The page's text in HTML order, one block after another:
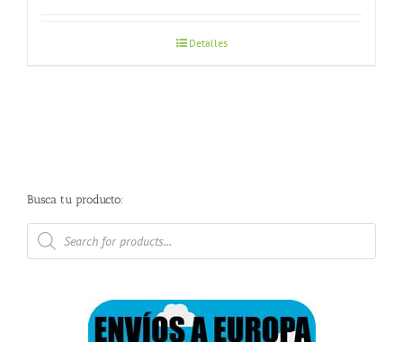
Detalles
Busca tu producto:
Búsqueda
de
productos